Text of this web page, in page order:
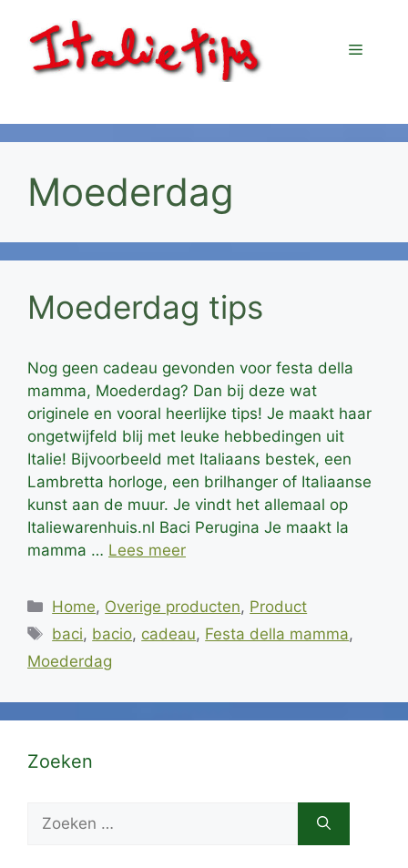
naar
inhoud
Menu
Moederdag
Moederdag tips
Nog geen cadeau gevonden voor festa della
mamma, Moederdag? Dan bij deze wat
originele en vooral heerlijke tips! Je maakt haar
ongetwijfeld blij met leuke hebbedingen uit
Italie! Bijvoorbeeld met Italiaans bestek, een
Lambretta horloge, een brilhanger of Italiaanse
kunst aan de muur. Je vindt het allemaal op
Italiewarenhuis.nl Baci Perugina Je maakt la
mamma … Lees meer
Categorieën
Home, Overige producten, Product
Tags
baci, bacio, cadeau, Festa della mamma,
Moederdag
Zoeken
naar: